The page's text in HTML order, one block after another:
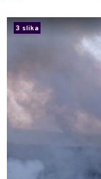
3 slika